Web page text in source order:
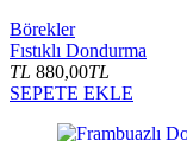
Börekler
Fıstıklı Dondurma
TL 880,00TL
SEPETE EKLE